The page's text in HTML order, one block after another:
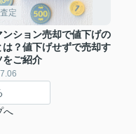
定
ンション売却で値下げの
は？値下げせずで売却す
をご紹介
へ